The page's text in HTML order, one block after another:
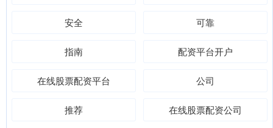
安全 可靠
指南 配资平台开户
在线股票配资平台 公司
推荐 在线股票配资公司